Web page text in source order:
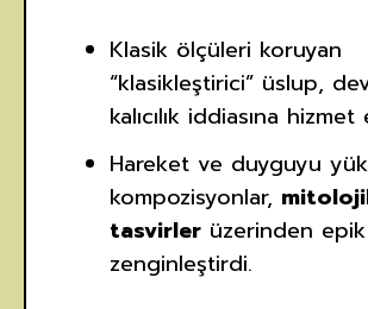
Klasik ölçüleri koruyan
“klasikleştirici” üslup,
kalıcılık iddiasına
Hareket ve duyguyu
kompozisyonlar,
tasvirler üzerinden epik
zenginleştirdi.